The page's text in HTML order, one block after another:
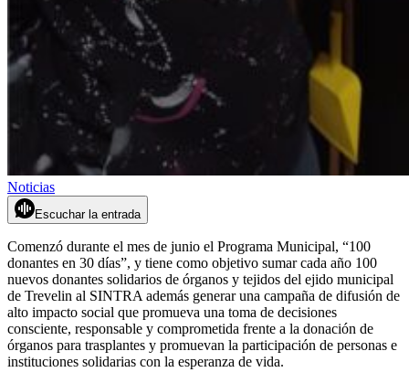
Noticias
Escuchar la entrada
Comenzó durante el mes de junio el Programa Municipal, “100
donantes en 30 días”, y tiene como objetivo sumar cada año 100
nuevos donantes solidarios de órganos y tejidos del ejido municipal
de Trevelin al SINTRA además generar una campaña de difusión de
alto impacto social que promueva una toma de decisiones
consciente, responsable y comprometida frente a la donación de
órganos para trasplantes y promuevan la participación de personas e
instituciones solidarias con la esperanza de vida.